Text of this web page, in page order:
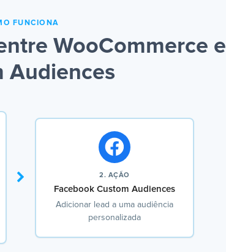
FUNCIONA
WooCommerce
Audiences
2. AÇÃO
Facebook Custom Audiences
Adicionar lead a uma audiência
personalizada